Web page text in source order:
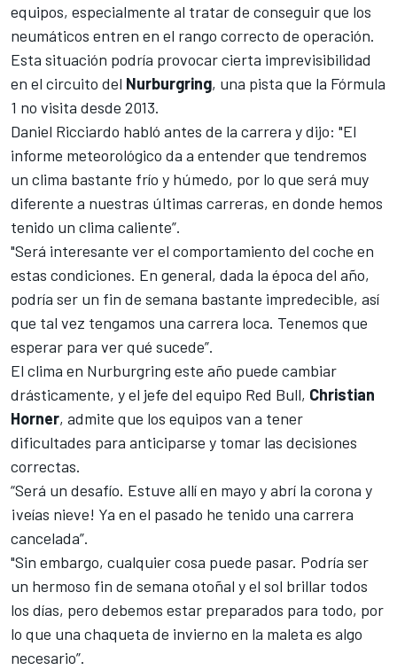
equipos, especialmente al tratar de conseguir que los
neumáticos entren en el rango correcto de operación.
Esta situación podría provocar cierta imprevisibilidad
en el circuito del Nurburgring, una pista que la Fórmula
1 no visita desde 2013.
Daniel Ricciardo habló antes de la carrera y dijo: "El
informe meteorológico da a entender que tendremos
un clima bastante frío y húmedo, por lo que será muy
diferente a nuestras últimas carreras, en donde hemos
tenido un clima caliente”.
"Será interesante ver el comportamiento del coche en
estas condiciones. En general, dada la época del año,
podría ser un fin de semana bastante impredecible, así
que tal vez tengamos una carrera loca. Tenemos que
esperar para ver qué sucede”.
El clima en Nurburgring este año puede cambiar
drásticamente, y el jefe del equipo Red Bull, Christian
Horner, admite que los equipos van a tener
dificultades para anticiparse y tomar las decisiones
correctas.
“Será un desafío. Estuve allí en mayo y abrí la corona y
¡veías nieve! Ya en el pasado he tenido una carrera
cancelada”.
"Sin embargo, cualquier cosa puede pasar. Podría ser
un hermoso fin de semana otoñal y el sol brillar todos
los días, pero debemos estar preparados para todo, por
lo que una chaqueta de invierno en la maleta es algo
necesario”.